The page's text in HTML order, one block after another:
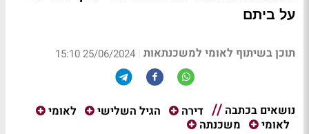
על ביתם
תוכן בשיתוף לאומי למשכנתאות |
25/06/2024 15:10
נושאים בכתבה דירה הגיל השלישי
לאומי
לאומי
משכנתה